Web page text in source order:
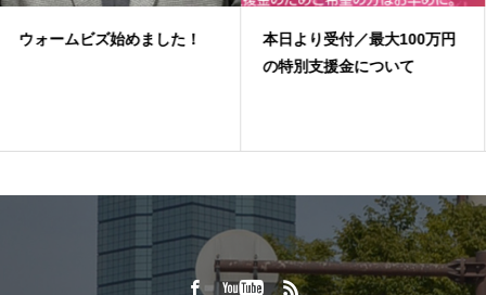
た！
本日より受付／最大100万円
コロナ解雇、宮城
人 失業者増加続く